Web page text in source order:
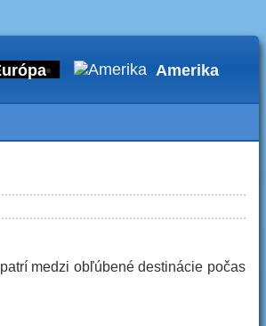
Amerika
medzi obľúbené destinácie počas